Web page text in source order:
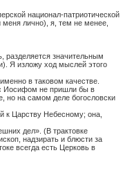
национал-патриотической
меня лично), я, тем не менее,
разделяется значительным
Я изложу ход мыслей этого
в таковом качестве.
с Иосифом не пришли бы в
но на самом деле богословски
к Царству Небесному; она,
дел». (В трактовке
надзирать и блюсти за
всегда есть Церковь в